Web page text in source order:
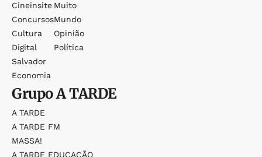
Cineinsite
Concursos
Cultura
Digital
Salvador
Economia
Muito
Mundo
Opinião
Política
GrupoA TARDE
A TARDE
A TARDE FM
MASSA!
A TARDE EDUCAÇÃO